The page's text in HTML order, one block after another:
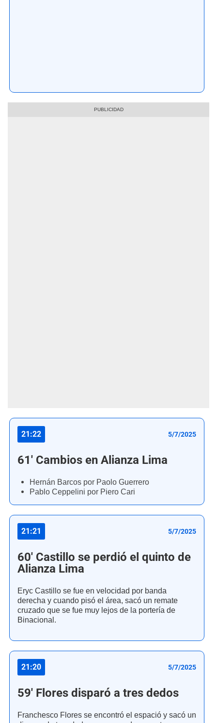
21:22 5/7/2025
61' Cambios en Alianza Lima
Hernán Barcos por Paolo Guerrero
Pablo Ceppelini por Piero Cari
21:21 5/7/2025
60' Castillo se perdió el quinto de
Alianza Lima
Eryc Castillo se fue en velocidad por banda
derecha y cuando pisó el área, sacó un remate
cruzado que se fue muy lejos de la portería de
Binacional.
21:20 5/7/2025
59' Flores disparó a tres dedos
Franchesco Flores se encontró el espació y sacó un